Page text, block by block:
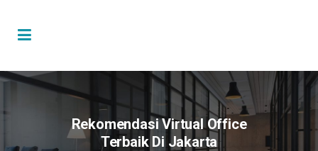
Rekomendasi Virtual Office
Terbaik Di Jakarta